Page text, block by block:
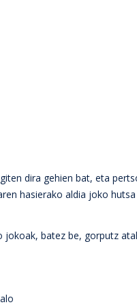
dira gehien bat, eta
hasierako aldia joko
batez be, gorputz